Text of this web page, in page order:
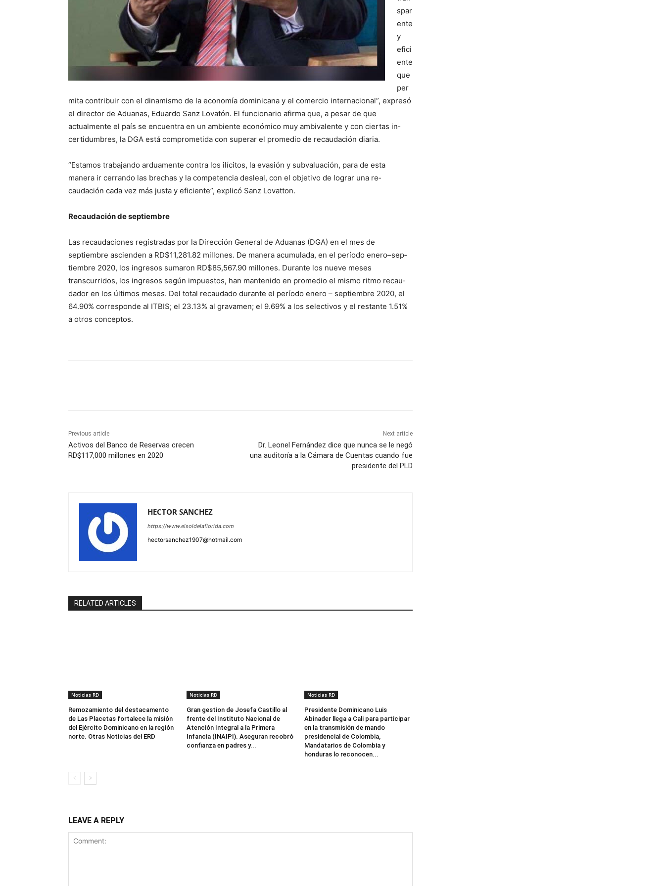
spar
ente
y
efici
ente
que
per
mita con­tribuir con el dinamismo de la economía dominicana y el comercio internacional”, expresó
el director de Adua­nas, Eduardo Sanz Lovatón. El funcionario afirma que, a pesar de que
actualmente el país se encuentra en un ambiente económico muy ambivalente y con ciertas in­
certidumbres, la DGA está comprometida con superar el promedio de recaudación diaria.
“Estamos trabajando ar­duamente contra los ilíci­tos, la evasión y subvalua­ción, para de esta
manera ir cerrando las brechas y la competencia desleal, con el objetivo de lograr una re­
caudación cada vez más jus­ta y eficiente”, explicó Sanz Lovatton.
Recaudación de septiembre
Las recaudaciones registra­das por la Dirección Gene­ral de Aduanas (DGA) en el mes de
septiembre ascien­den a RD$11,281.82 millo­nes. De manera acumulada, en el período enero–sep­
tiembre 2020, los ingresos sumaron RD$85,567.90 millones. Durante los nue­ve meses
transcurridos, los ingresos según impuestos, han mantenido en prome­dio el mismo ritmo recau­
dador en los últimos meses. Del total recaudado durante el período enero – septiem­bre 2020, el
64.90% corres­ponde al ITBIS; el 23.13% al gravamen; el 9.69% a los se­lectivos y el restante 1.51%
a otros conceptos.
Previous article
Activos del Banco de Reservas crecen
RD$117,000 millones en 2020
Next article
Dr. Leonel Fernández dice que nunca se le negó
una auditoría a la Cámara de Cuentas cuando fue
presidente del PLD
HECTOR SANCHEZ
https://www.elsoldelaflorida.com
hectorsanchez1907@hotmail.com
RELATED ARTICLES
Noticias RD
Remozamiento del destacamento
de Las Placetas fortalece la misión
del Ejército Dominicano en la región
norte. Otras Noticias del ERD
Noticias RD
Gran gestion de Josefa Castillo al
frente del Instituto Nacional de
Atención Integral a la Primera
Infancia (INAIPI). Aseguran recobró
confianza en padres y...
Noticias RD
Presidente Dominicano Luis
Abinader llega a Cali para participar
en la transmisión de mando
presidencial de Colombia,
Mandatarios de Colombia y
honduras lo reconocen...
LEAVE A REPLY